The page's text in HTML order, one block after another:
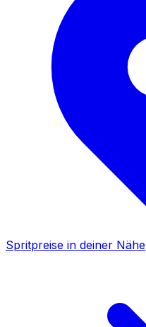
Spritpreise in deiner Nähe